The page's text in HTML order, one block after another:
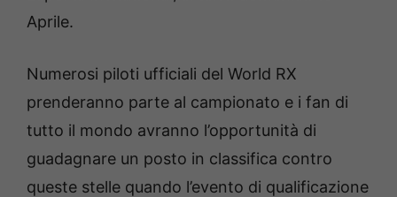
Aprile.
Numerosi piloti ufficiali del World RX
prenderanno parte al campionato e i fan di
tutto il mondo avranno l’opportunità di
guadagnare un posto in classifica contro
queste stelle quando l’evento di qualificazione